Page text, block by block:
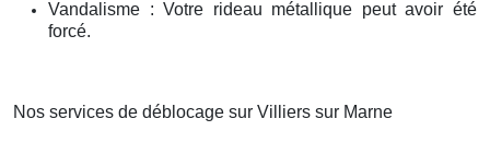
Vandalisme : Votre rideau métallique peut avoir été
forcé.
Nos services de déblocage sur Villiers sur Marne